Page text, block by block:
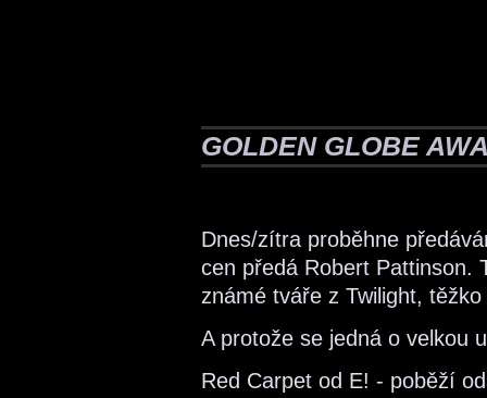
GOLDEN GLOBE
Dnes/zítra proběhne
cen předá Robert Pattinson.
známé tváře z Twilight,
A protože se jedná o velkou
Red Carpet od E! - poběží